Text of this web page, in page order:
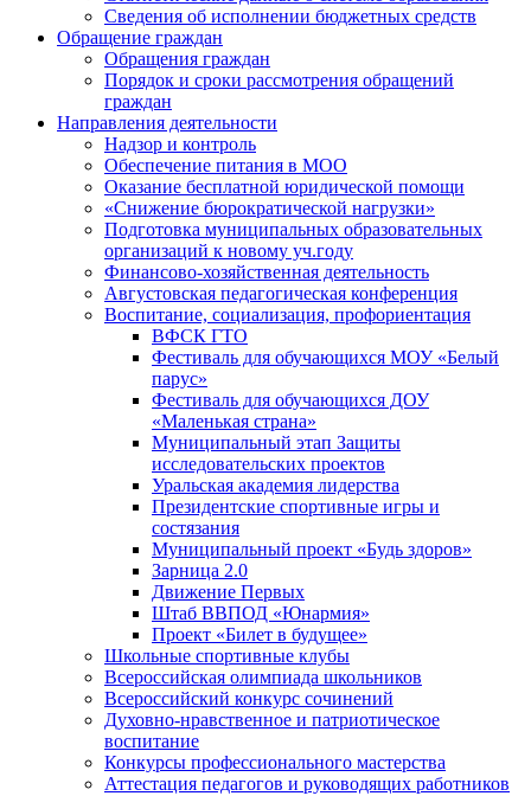
Сведения об исполнении бюджетных средств
Обращение граждан
Обращения граждан
Порядок и сроки рассмотрения обращений
граждан
Направления деятельности
Надзор и контроль
Обеспечение питания в МОО
Оказание бесплатной юридической помощи
«Снижение бюрократической нагрузки»
Подготовка муниципальных образовательных
организаций к новому уч.году
Финансово-хозяйственная деятельность
Августовская педагогическая конференция
Воспитание, социализация, профориентация
ВФСК ГТО
Фестиваль для обучающихся МОУ «Белый
парус»
Фестиваль для обучающихся ДОУ
«Маленькая страна»
Муниципальный этап Защиты
исследовательских проектов
Уральская академия лидерства
Президентские спортивные игры и
состязания
Муниципальный проект «Будь здоров»
Зарница 2.0
Движение Первых
Штаб ВВПОД «Юнармия»
Проект «Билет в будущее»
Школьные спортивные клубы
Всероссийская олимпиада школьников
Всероссийский конкурс сочинений
Духовно-нравственное и патриотическое
воспитание
Конкурсы профессионального мастерства
Аттестация педагогов и руководящих работников